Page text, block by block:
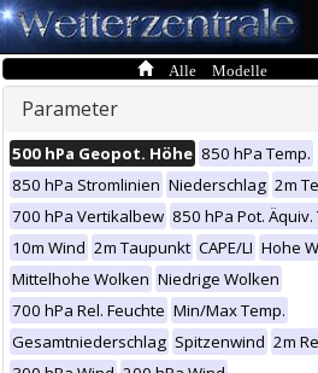
Alle Modelle
Parameter
500 hPa Geopot. Höhe 850 hPa Temp.
850 hPa Stromlinien Niederschlag 2m
700 hPa Vertikalbew 850 hPa Pot. Äquiv.
10m Wind 2m Taupunkt CAPE/LI Hohe
Mittelhohe Wolken Niedrige Wolken
700 hPa Rel. Feuchte Min/Max Temp.
Gesamtniederschlag Spitzenwind 2m